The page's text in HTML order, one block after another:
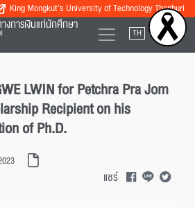
King Mongkut’s University of Technology Thonburi
งการเงินแก่นักศึกษา TH EN
LWIN for Petchra Pra Jom
Recipient on his
of Ph.D.
แชร์